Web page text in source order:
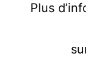
Plus